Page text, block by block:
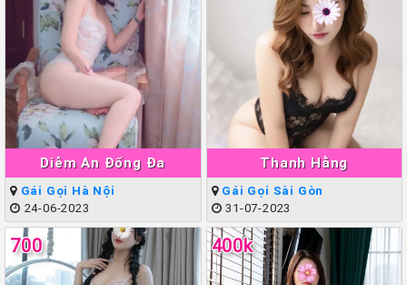
Diễm An Đống Đa
Gái Gọi Hà Nội
24-06-2023
Thanh Hằng
Gái Gọi Sài Gòn
31-07-2023
700 400k